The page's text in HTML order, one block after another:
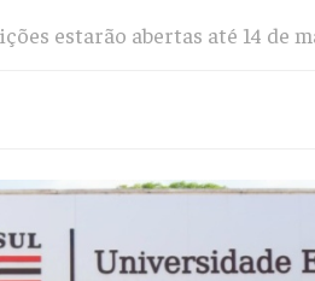
estarão abertas até 14 de